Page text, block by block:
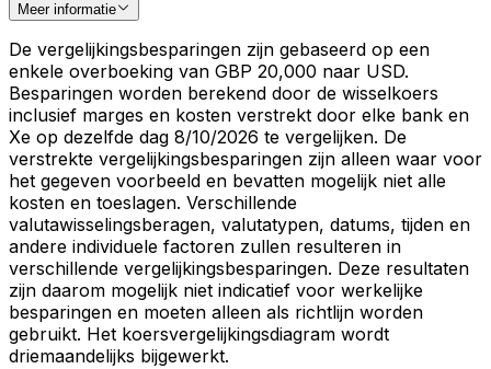
Meer informatie
De vergelijkingsbesparingen zijn gebaseerd op een
enkele overboeking van GBP 20,000 naar USD.
Besparingen worden berekend door de wisselkoers
inclusief marges en kosten verstrekt door elke bank en
Xe op dezelfde dag 8/10/2026 te vergelijken. De
verstrekte vergelijkingsbesparingen zijn alleen waar voor
het gegeven voorbeeld en bevatten mogelijk niet alle
kosten en toeslagen. Verschillende
valutawisselingsberagen, valutatypen, datums, tijden en
andere individuele factoren zullen resulteren in
verschillende vergelijkingsbesparingen. Deze resultaten
zijn daarom mogelijk niet indicatief voor werkelijke
besparingen en moeten alleen als richtlijn worden
gebruikt. Het koersvergelijkingsdiagram wordt
driemaandelijks bijgewerkt.